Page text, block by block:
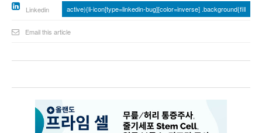
Linkedin active){li-icon[type=linkedin-bug][color=inverse] .background{fill
Email this article